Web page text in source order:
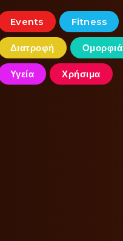
Events Fitness
Διατροφή Ομορφιά
Υγεία Χρήσιμα